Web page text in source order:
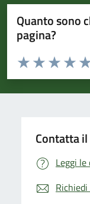
Quanto sono
pagina?
Valuta da 1 a 5 stelle
Valuta 3
Valuta 2
Valuta 1 stelle su
Contatta
Leggi